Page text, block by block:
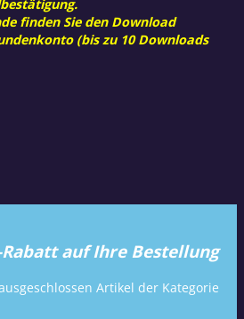
finden Sie den Download
(bis zu 10 Downloads
auf Ihre Bestellung
Artikel der Kategorie